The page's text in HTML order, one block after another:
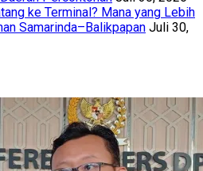
ke Terminal? Mana yang Lebih
Samarinda–Balikpapan Juli 30,